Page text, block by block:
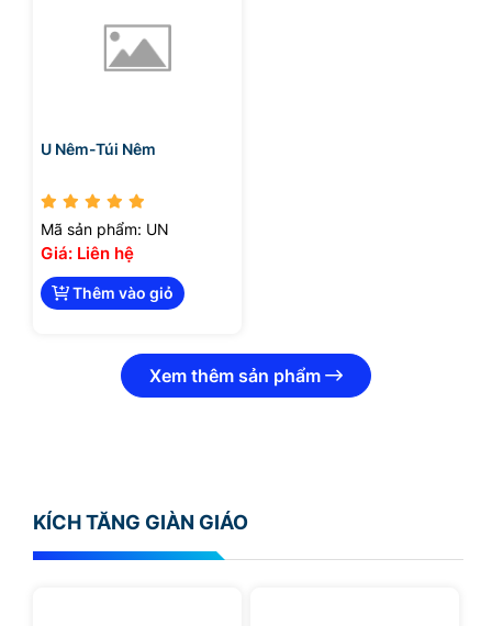
U Nêm-Túi Nêm
Mã sản phẩm: UN
Giá: Liên hệ
Thêm vào giỏ
Xem thêm sản phẩm
KÍCH TĂNG GIÀN GIÁO